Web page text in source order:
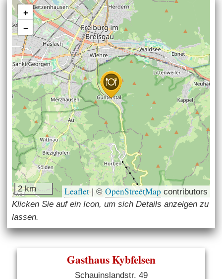
+
−
2 km Leaflet | © OpenStreetMap contributors
Klicken Sie auf ein Icon, um sich Details anzeigen zu
lassen.
Gasthaus Kybfelsen
Schauinslandstr. 49